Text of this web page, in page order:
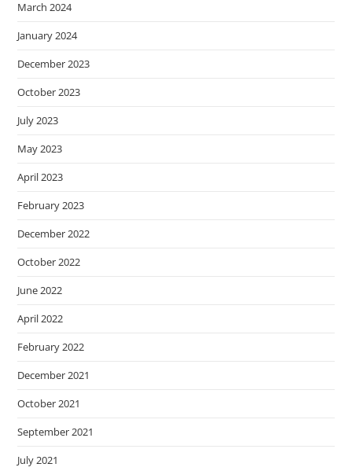
March 2024
January 2024
December 2023
October 2023
July 2023
May 2023
April 2023
February 2023
December 2022
October 2022
June 2022
April 2022
February 2022
December 2021
October 2021
September 2021
July 2021